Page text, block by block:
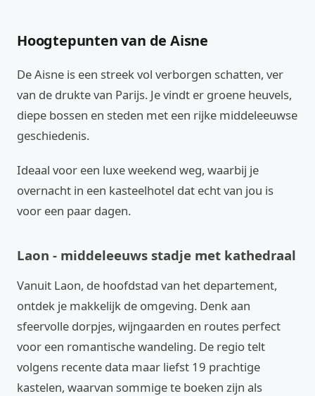
Hoogtepunten van de Aisne
De Aisne is een streek vol verborgen schatten, ver
van de drukte van Parijs. Je vindt er groene heuvels,
diepe bossen en steden met een rijke middeleeuwse
geschiedenis.
Ideaal voor een luxe weekend weg, waarbij je
overnacht in een kasteelhotel dat echt van jou is
voor een paar dagen.
Laon - middeleeuws stadje met kathedraal
Vanuit Laon, de hoofdstad van het departement,
ontdek je makkelijk de omgeving. Denk aan
sfeervolle dorpjes, wijngaarden en routes perfect
voor een romantische wandeling. De regio telt
volgens recente data maar liefst 19 prachtige
kastelen, waarvan sommige te boeken zijn als